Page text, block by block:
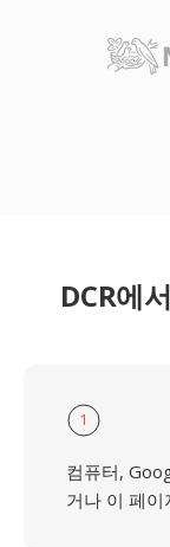
DCR에
1
컴퓨터,
거나 이 페